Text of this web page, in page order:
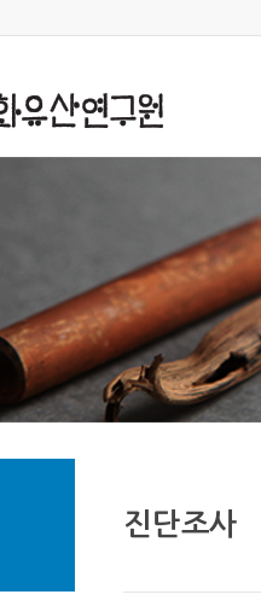
진단조사